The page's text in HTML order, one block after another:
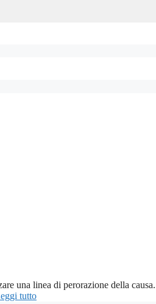
una linea di perorazione della
tutto